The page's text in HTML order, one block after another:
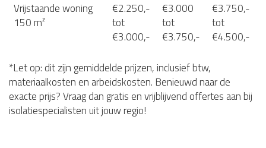
Vrijstaande woning
150 m²
€2.250,-
tot
€3.000,-
€3.000
tot
€3.750,-
€3.750,-
tot
€4.500,-
*Let op: dit zijn gemiddelde prijzen, inclusief btw,
materiaalkosten en arbeidskosten. Benieuwd naar de
exacte prijs? Vraag dan gratis en vrijblijvend offertes aan bij
isolatiespecialisten uit jouw regio!